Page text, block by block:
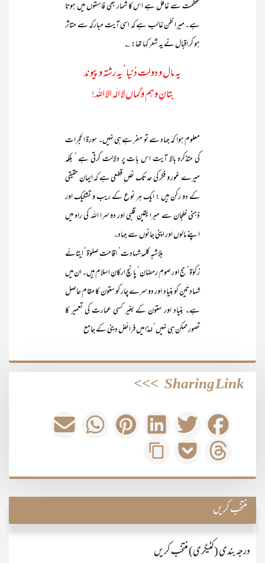
عظمت سے غافل ہے اس کا شمار بھی فاسقوں میں ہوتا
ہے۔ میرا ظن غالب ہے کہ اسی آیت مبارکہ سے متاثر
ہو کر اقبال نے یہ شعر کہا تھا: ؎
یہ مال و دولت دُنیا‘ یہ رشتہ و پیوند
بتانِ وہم و گماں لا الٰہ الا اللہ!
معلوم ہوا کہ جہاد سے تو مفر ہے ہی نہیں۔ سورۃ الحجرات
کی متذکرہ بالا آیت اس بات پر دلالت کرتی ہے ‘ بلکہ
میرے غور و فکر کی حد تک نص ِقطعی ہے کہ ایمانِ حقیقی
کے دو رکن ہیں : ایک ہر نوع کے ریب و تشکیک اور
ذہنی خلجان سے مبرا یقین ِقلبی اور دوسرا اللہ کی راہ میں
اپنے مالوں اور اپنی جانوں سے جہاد۔
بلاشبہ کلمۂ شہادت‘ اقامت ِصلوٰۃ‘ ایتائے
زکوٰۃ‘ حج اور صومِ رمضان‘ پانچ ارکانِ اسلام ہیں۔ ان میں
شہادتَین کو بنیاد اور دوسرے چار کو ستون کا مقام حاصل
ہے۔ بنیاد اور ستون کے بغیر کسی عمارت کی تعمیر کا
تصور ممکن ہی نہیں‘ لہذا میں فرائض دینی کے جامع
Sharing Link
>>>
منتخب کریں
درجہ بندی (کٹیگری) منتخب کریں